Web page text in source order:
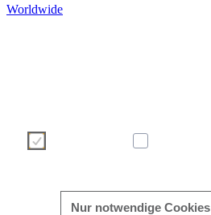
Worldwide
Nur notwendige Cookies